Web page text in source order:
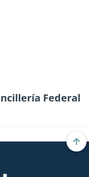
Federal